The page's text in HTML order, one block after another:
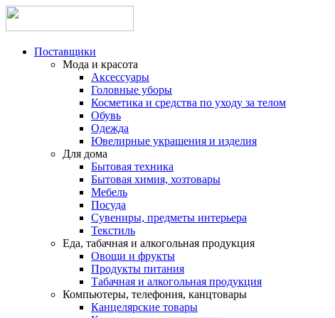
Поставщики
Мода и красота
Аксессуары
Головные уборы
Косметика и средства по уходу за телом
Обувь
Одежда
Ювелирные украшения и изделия
Для дома
Бытовая техника
Бытовая химия, хозтовары
Мебель
Посуда
Сувениры, предметы интерьера
Текстиль
Еда, табачная и алкогольная продукция
Овощи и фрукты
Продукты питания
Табачная и алкогольная продукция
Компьютеры, телефония, канцтовары
Канцелярские товары